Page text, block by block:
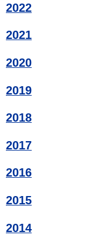
2022
2021
2020
2019
2018
2017
2016
2015
2014